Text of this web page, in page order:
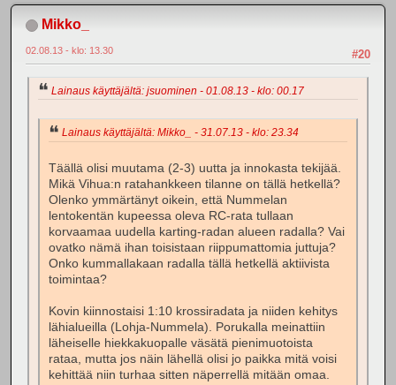
Mikko_
#20
02.08.13 - klo: 13.30
Lainaus käyttäjältä: jsuominen - 01.08.13 - klo: 00.17
Lainaus käyttäjältä: Mikko_ - 31.07.13 - klo: 23.34
Täällä olisi muutama (2-3) uutta ja innokasta tekijää.
Mikä Vihua:n ratahankkeen tilanne on tällä hetkellä?
Olenko ymmärtänyt oikein, että Nummelan
lentokentän kupeessa oleva RC-rata tullaan
korvaamaa uudella karting-radan alueen radalla? Vai
ovatko nämä ihan toisistaan riippumattomia juttuja?
Onko kummallakaan radalla tällä hetkellä aktiivista
toimintaa?
Kovin kiinnostaisi 1:10 krossiradata ja niiden kehitys
lähialueilla (Lohja-Nummela). Porukalla meinattiin
läheiselle hiekkakuopalle väsätä pienimuotoista
rataa, mutta jos näin lähellä olisi jo paikka mitä voisi
kehittää niin turhaa sitten näperrellä mitään omaa.